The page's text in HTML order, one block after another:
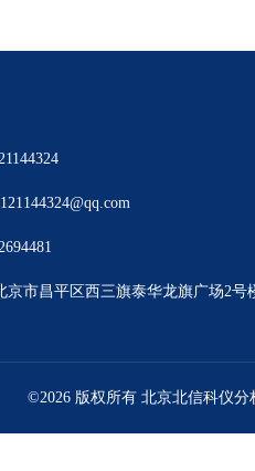
京市昌平区西三旗泰华龙旗广场2号
©2026 版权所有 北京北信科仪